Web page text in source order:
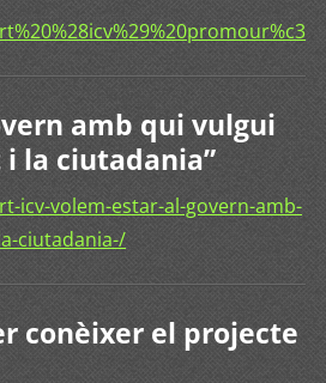
amb qui vulgui
la ciutadania”
icv-volem-estar-al-govern-amb-
ciutadania-/
conèixer el projecte